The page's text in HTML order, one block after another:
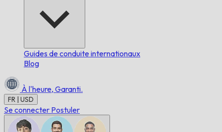
Guides de conduite internationaux
Blog
À l'heure, Garanti.
FR | USD
Se connecter Postuler